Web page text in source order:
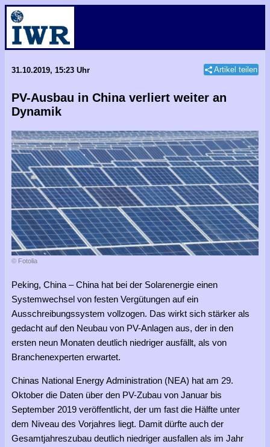
31.10.2019, 15:23 Uhr Artikel teilen
PV-Ausbau in China verliert weiter an
Dynamik
© Fotolia
Peking, China – China hat bei der Solarenergie einen
Systemwechsel von festen Vergütungen auf ein
Ausschreibungssystem vollzogen. Das wirkt sich stärker als
gedacht auf den Neubau von PV-Anlagen aus, der in den
ersten neun Monaten deutlich niedriger ausfällt, als von
Branchenexperten erwartet.
Chinas National Energy Administration (NEA) hat am 29.
Oktober die Daten über den PV-Zubau von Januar bis
September 2019 veröffentlicht, der um fast die Hälfte unter
dem Niveau des Vorjahres liegt. Damit dürfte auch der
Gesamtjahreszubau deutlich niedriger ausfallen als im Jahr